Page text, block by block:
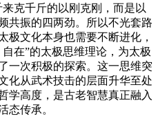
克千斤的以刚克刚，而是以
共振的四两劲。所以不光套路
极文化本身也需要不断进化，
在”的太极思维理论，为太极
一次积极的探索。这一思维突
化从武术技击的层面升华至处
学高度，是古老智慧真正融入
态传承。